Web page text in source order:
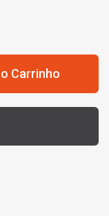
Carrinho